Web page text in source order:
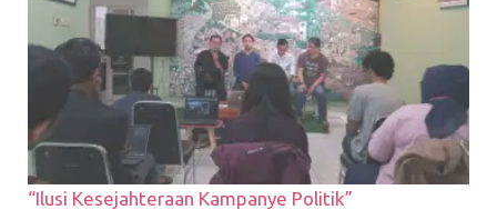
“Ilusi Kesejahteraan Kampanye Politik”